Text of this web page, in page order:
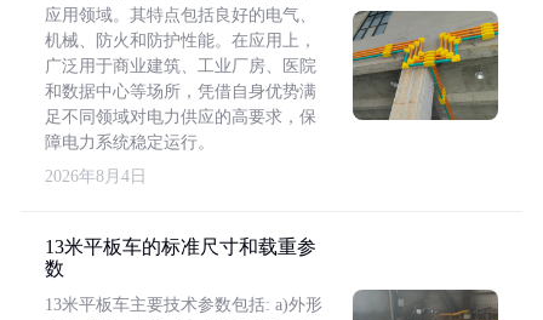
应用领域。其特点包括良好的电气、
机械、防火和防护性能。在应用上，
广泛用于商业建筑、工业厂房、医院
和数据中心等场所，凭借自身优势满
足不同领域对电力供应的高要求，保
障电力系统稳定运行。
2026年8月4日
13米平板车的标准尺寸和载重参
数
13米平板车主要技术参数包括: a)外形